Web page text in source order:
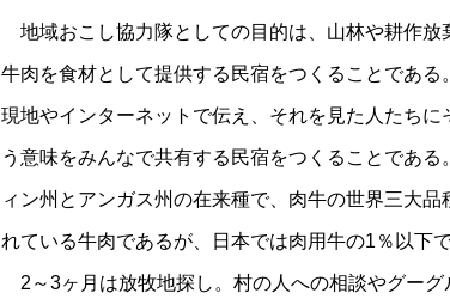
地域おこし協力隊としての目的は、山林や耕作放
牛肉を食材として提供する民宿をつくることであ
現地やインターネットで伝え、それを見た人たち
う意味をみんなで共有する民宿をつくることであ
ィン州とアンガス州の在来種で、肉牛の世界三大
れている牛肉であるが、日本では肉用牛の1％以下で
2～3ヶ月は放牧地探し。村の人への相談やグー